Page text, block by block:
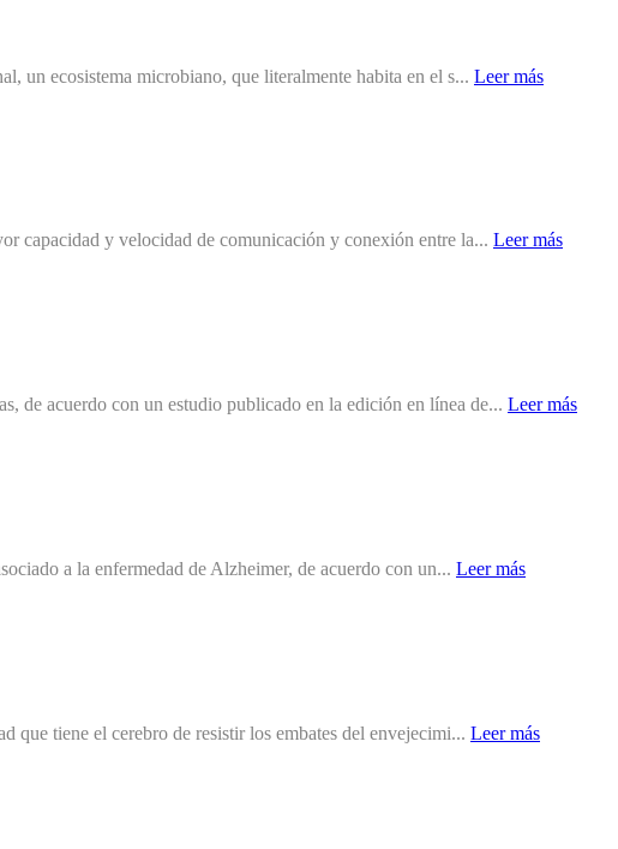
un ecosistema microbiano, que literalmente habita en el s... Leer más
capacidad y velocidad de comunicación y conexión entre la... Leer más
de acuerdo con un estudio publicado en la edición en línea de... Leer más
a la enfermedad de Alzheimer, de acuerdo con un... Leer más
que tiene el cerebro de resistir los embates del envejecimi... Leer más